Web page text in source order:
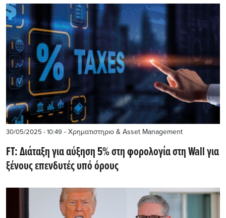
30/05/2025 - 10:49 - Χρηματιστηριο & Asset Management
FT: Διάταξη για αύξηση 5% στη φορολογία στη Wall για
ξένους επενδυτές υπό όρους